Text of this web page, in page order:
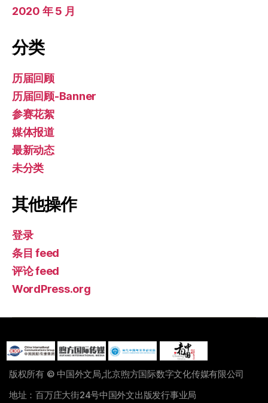
2020 年 5 月
分类
历届回顾
历届回顾-Banner
参赛花絮
媒体报道
最新动态
未分类
其他操作
登录
条目 feed
评论 feed
WordPress.org
版权所有 © 中国外文局,北京煦方国际数字文化传媒有限公司
地址：百万庄大街24号中国外文出版发行事业局